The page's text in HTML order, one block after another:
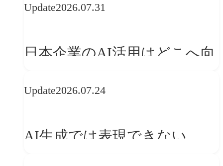
──「優れたブランド体験」
か
Update2026.07.31
日本企業のAI活用はどこへ向
レンドに見る「人間中心」へ
Update2026.07.24
AI生成では表現できない